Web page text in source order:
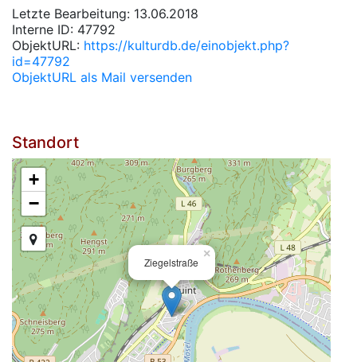
Letzte Bearbeitung: 13.06.2018
Interne ID: 47792
ObjektURL: https://kulturdb.de/einobjekt.php?
id=47792
ObjektURL als Mail versenden
Standort
Ziegelstraße
×
+
−